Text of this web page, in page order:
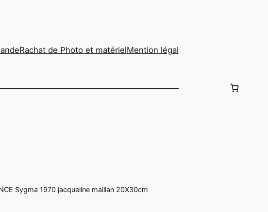
Rachat de Photo et matérielMention légal
Sygma 1970 jacqueline maillan 20X30cm